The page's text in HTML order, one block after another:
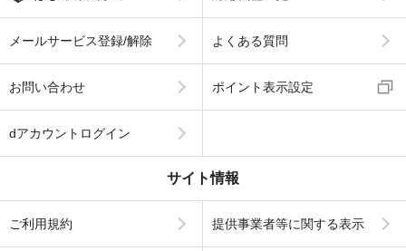
メールサービス登録/解除 よくある質問
お問い合わせ ポイント表示設定
dアカウントログイン
サイト情報
ご利用規約 提供事業者等に関する表示